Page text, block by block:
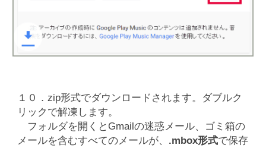
１０．zip形式でダウンロードされます。ダブルク
リックで解凍します。
フォルダを開くとGmailの迷惑メール、ゴミ箱の
メールを含むすべてのメールが、 .mbox形式で保存